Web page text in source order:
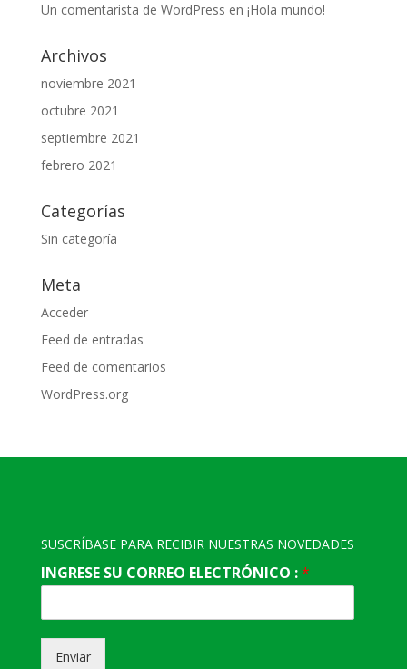
Un comentarista de WordPress en ¡Hola mundo!
Archivos
noviembre 2021
octubre 2021
septiembre 2021
febrero 2021
Categorías
Sin categoría
Meta
Acceder
Feed de entradas
Feed de comentarios
WordPress.org
SUSCRÍBASE PARA RECIBIR NUESTRAS NOVEDADES
INGRESE SU CORREO ELECTRÓNICO :*
Enviar